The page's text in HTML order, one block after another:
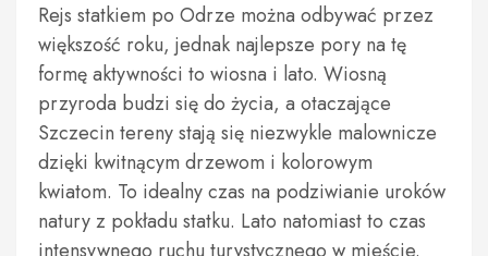
Rejs statkiem po Odrze można odbywać przez
większość roku, jednak najlepsze pory na tę
formę aktywności to wiosna i lato. Wiosną
przyroda budzi się do życia, a otaczające
Szczecin tereny stają się niezwykle malownicze
dzięki kwitnącym drzewom i kolorowym
kwiatom. To idealny czas na podziwianie uroków
natury z pokładu statku. Lato natomiast to czas